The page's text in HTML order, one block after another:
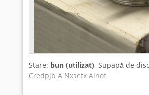
Stare: bun (utilizat), Supapă de
Credpjb A Nxaefx Alnof